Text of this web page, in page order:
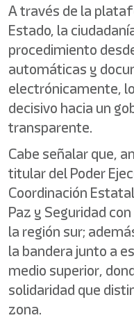
A través de la
Estado, la
procedimiento
automáticas y
electrónicamente,
decisivo hacia un
transparente.
Cabe señalar que,
titular del Poder
Coordinación
Paz y Seguridad
la región sur;
la bandera junto a
medio superior,
solidaridad que
zona.